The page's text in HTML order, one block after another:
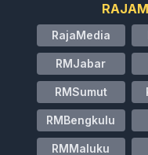
RajaMedia
RMJabar
RMSumut
RMBengkulu
RMMaluku